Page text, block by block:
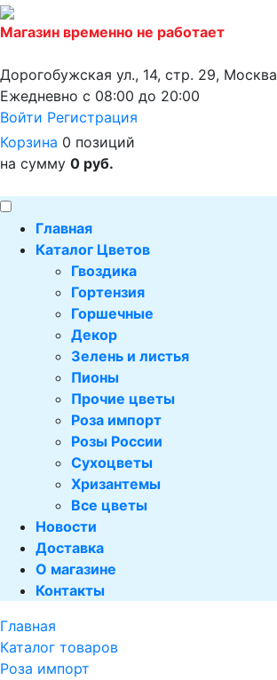
Магазин временно не работает
Дорогобужская ул., 14, стр. 29, Москва
Ежедневно с 08:00 до 20:00
Войти Регистрация
Корзина 0 позиций
на сумму 0 руб.
Главная
Каталог Цветов
Гвоздика
Гортензия
Горшечные
Декор
Зелень и листья
Пионы
Прочие цветы
Роза импорт
Розы России
Сухоцветы
Хризантемы
Все цветы
Новости
Доставка
О магазине
Контакты
Главная
Каталог товаров
Роза импорт